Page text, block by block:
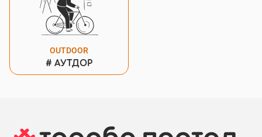
OUTDOOR
# АУТДОР